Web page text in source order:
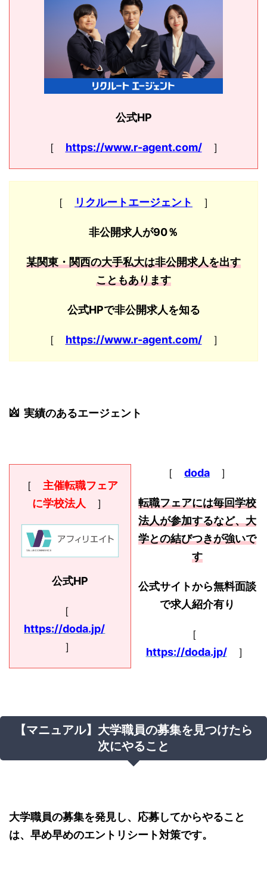
公式HP
［ https://www.r-agent.com/］
［ リクルートエージェント ］
非公開求人が90％
某関東・関西の大手私大は非公開求人を出す
こともあります
公式HPで非公開求人を知る
［ https://www.r-agent.com/］
実績のあるエージェント
［主催転職フェア
に学校法人 ］
公式HP
［
https://doda.jp/
］
［doda ］
転職フェアには毎回学校
法人が参加するなど、大
学との結びつきが強いで
す
公式サイトから無料面談
で求人紹介有り
［
https://doda.jp/］
【マニュアル】大学職員の募集を見つけたら
次にやること
大学職員の募集を発見し、応募してからやること
は、早め早めのエントリシート対策です。